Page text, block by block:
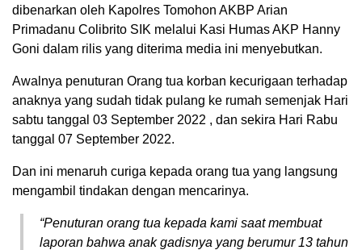
dibenarkan oleh Kapolres Tomohon AKBP Arian
Primadanu Colibrito SIK melalui Kasi Humas AKP Hanny
Goni dalam rilis yang diterima media ini menyebutkan.
Awalnya penuturan Orang tua korban kecurigaan terhadap
anaknya yang sudah tidak pulang ke rumah semenjak Hari
sabtu tanggal 03 September 2022 , dan sekira Hari Rabu
tanggal 07 September 2022.
Dan ini menaruh curiga kepada orang tua yang langsung
mengambil tindakan dengan mencarinya.
“Penuturan orang tua kepada kami saat membuat
laporan bahwa anak gadisnya yang berumur 13 tahun